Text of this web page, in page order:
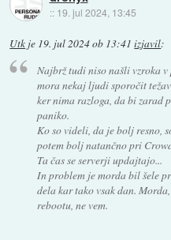
:: 19. jul 2024, 13:45
Utk je 19. jul 2024 ob 13:41 izjavil:
Najbrž tudi niso našli vzroka
mora nekaj ljudi sporočit
ker nima razloga, da bi zarad
paniko.
Ko so videli, da je bolj resno,
potem bolj natančno pri
Ta čas se serverji updajtajo...
In problem je morda bil šele
dela kar tako vsak dan.
rebootu, ne vem.